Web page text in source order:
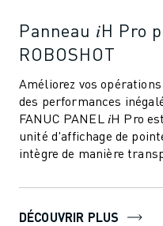
Panneau 𝑖H Pro
ROBOSHOT
Améliorez vos opérations
des performances
FANUC PANEL 𝑖H Pro
unité d'affichage de
intègre de manière
CNC,...
DÉCOUVRIR PLUS